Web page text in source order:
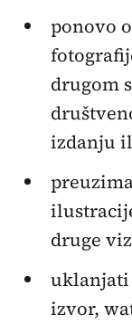
ponovo
drugom
izdanju
druge
uklanjati
izvor,